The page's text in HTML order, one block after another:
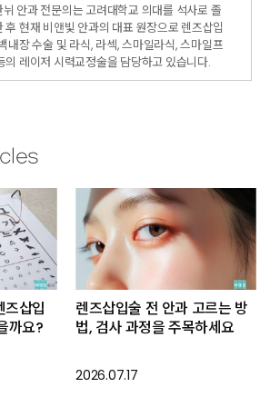
뉘 안과 전문의는 고려대학교 의대를 석사로 졸
후 현재 비앤빛 안과의 대표 원장으로 렌즈삽입
내장 수술 및 라식, 라섹, 스마일라식, 스마일프
의 레이저 시력교정술을 담당하고 있습니다.
즈삽입
까요?
렌즈삽입술 전 안과 고르는 방
법, 검사 과정을 주목하세요
2026.07.17